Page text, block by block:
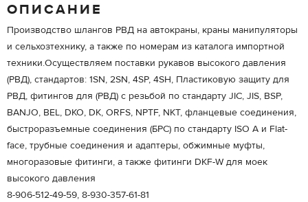
ОПИСАНИЕ
Производство шлангов РВД на автокраны, краны манипуляторы
и сельхозтехнику, а также по номерам из каталога импортной
техники.Осуществляем поставки рукавов высокого давления
(РВД), стандартов: 1SN, 2SN, 4SP, 4SH, Пластиковую защиту для
РВД, фитингов для (РВД) с резьбой по стандарту JIC, JIS, BSP,
BANJO, BEL, DKO, DK, ORFS, NPTF, NKT, фланцевые соединения,
быстроразъемные соединения (БРС) по стандарту ISO A и Flat-
face, трубные соединения и адаптеры, обжимные муфты,
многоразовые фитинги, а также фитинги DKF-W для моек
высокого давления
8-906-512-49-59, 8-930-357-61-81